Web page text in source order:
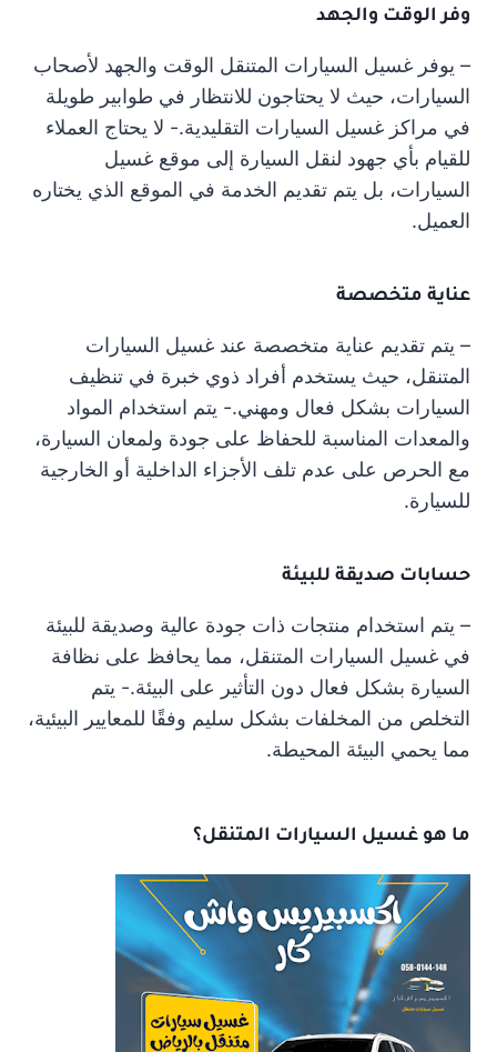
وفر الوقت والجهد
– يوفر غسيل السيارات المتنقل الوقت والجهد لأصحاب
السيارات، حيث لا يحتاجون للانتظار في طوابير طويلة
في مراكز غسيل السيارات التقليدية.- لا يحتاج العملاء
للقيام بأي جهود لنقل السيارة إلى موقع غسيل
السيارات، بل يتم تقديم الخدمة في الموقع الذي يختاره
العميل.
عناية متخصصة
– يتم تقديم عناية متخصصة عند غسيل السيارات
المتنقل، حيث يستخدم أفراد ذوي خبرة في تنظيف
السيارات بشكل فعال ومهني.- يتم استخدام المواد
والمعدات المناسبة للحفاظ على جودة ولمعان السيارة،
مع الحرص على عدم تلف الأجزاء الداخلية أو الخارجية
للسيارة.
حسابات صديقة للبيئة
– يتم استخدام منتجات ذات جودة عالية وصديقة للبيئة
في غسيل السيارات المتنقل، مما يحافظ على نظافة
السيارة بشكل فعال دون التأثير على البيئة.- يتم
التخلص من المخلفات بشكل سليم وفقًا للمعايير البيئية،
مما يحمي البيئة المحيطة.
ما هو غسيل السيارات المتنقل؟